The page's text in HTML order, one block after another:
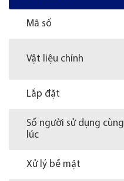
Mã số
Vật liệu chính
Lắp đặt
Số người sử dụng cùng
lúc
Xử lý bề mặt